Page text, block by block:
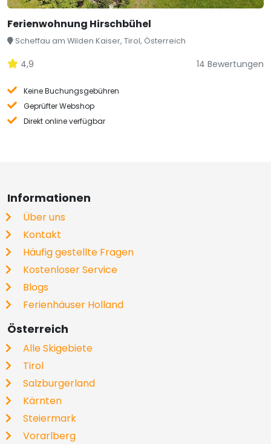
Ferienwohnung Hirschbühel
Scheffau am Wilden Kaiser, Tirol, Österreich
4,9 14 Bewertungen
Keine Buchungsgebühren
Geprüfter Webshop
Direkt online verfügbar
Informationen
Über uns
Kontakt
Häufig gestellte Fragen
Kostenloser Service
Blogs
Ferienhäuser Holland
Österreich
Alle Skigebiete
Tirol
Salzburgerland
Kärnten
Steiermark
Vorarlberg